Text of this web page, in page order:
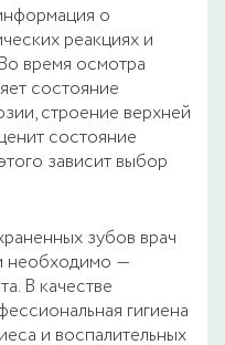
о
реакциях и
время осмотра
состояние
строение верхней
состояние
зависит выбор
зубов врач
необходимо ―
В качестве
гигиена
и воспалительных